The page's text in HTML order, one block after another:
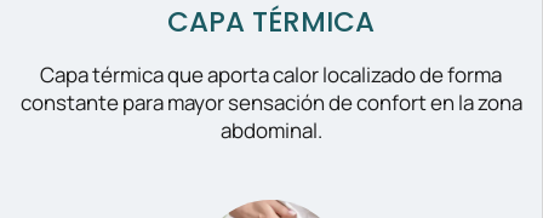
CAPA TÉRMICA
Capa térmica que aporta calor localizado de forma
constante para mayor sensación de confort en la zona
abdominal.